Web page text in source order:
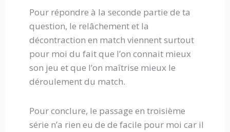
Pour répondre à la seconde partie de ta
question, le relâchement et la
décontraction en match viennent surtout
pour moi du fait que l’on connait mieux
son jeu et que l’on maîtrise mieux le
déroulement du match.
Pour conclure, le passage en troisième
série n’a rien eu de de facile pour moi car il